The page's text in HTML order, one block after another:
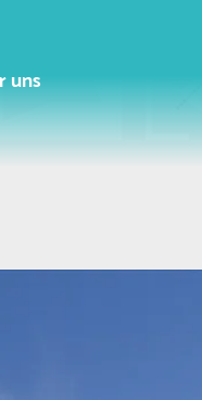
uns